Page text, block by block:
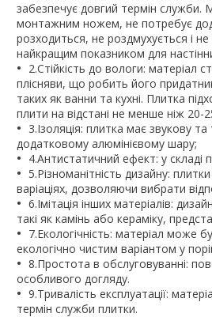
забезпечує довгий термін служби.
монтажним ножем, не потребує
розходиться, не роздмухується і
найкращим показником для
2.Стійкість до вологи: матеріал
плісняви, що робить його
таких як ванни та кухні. Плитка
плити на відстані не менше ніж 20-
3.Ізоляція: плитка має звукову
додатковому алюмінієвому шару;
4.Антистатичний ефект: у складі
5.Різноманітність дизайну:
варіаціях, дозволяючи вибрати
6.Імітація інших матеріалів:
такі як камінь або кераміку,
7.Екологічність: матеріал може
екологічно чистим варіантом у
8.Простота в обслуговуванні:
особливого догляду.
9.Тривалість експлуатації:
термін служби плитки.